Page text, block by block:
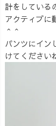
計をしている
アクティブに
＾＾
パンツにイン
けてください